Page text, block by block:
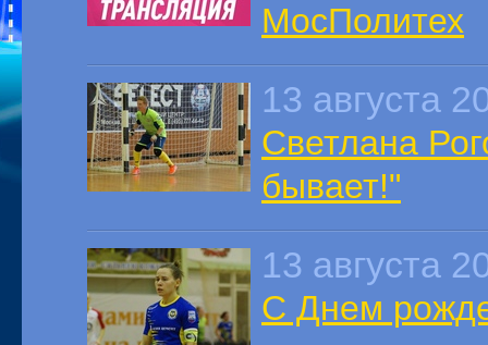
МосПолитех
13 августа
Светлана
бывает!"
13 августа
С Днем